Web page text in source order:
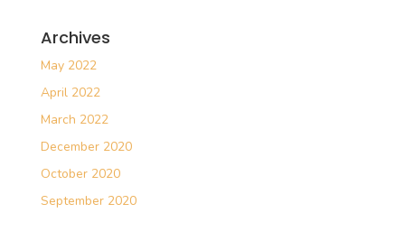
Archives
May 2022
April 2022
March 2022
December 2020
October 2020
September 2020